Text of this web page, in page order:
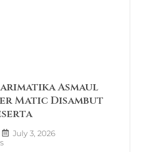
Asmaul
Matic Disambut
July 3, 2026